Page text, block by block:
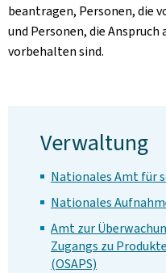
beantragen, Personen, die
und Personen, die
vorbehalten sind.
Verwaltung
Nationales Amt für
Nationales
Amt zur
Zugangs zu
(OSAPS)